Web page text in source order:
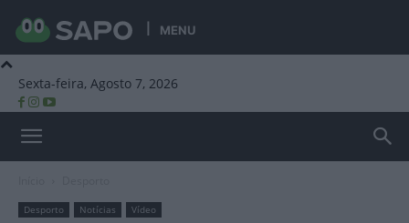
MENU
Sexta-feira, Agosto 7, 2026
Desporto Notícias Vídeo